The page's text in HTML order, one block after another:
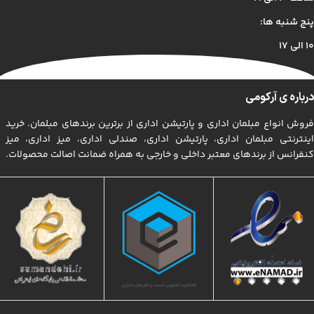
پنج شنبه ها:
۱۰ الی ۱۷
درباره ی آرکومی
فروش انواع مبلمان اداری و پارتیشن اداری از برترین برندهای مبلمان. خرید
اینترنتی مبلمان اداری، پارتیشن اداری، صندلی اداری، میز اداری، میز
کنفرانس از برندهای معتبر داخلی و خارجی به همراه ضمانت اصالت محصولات.